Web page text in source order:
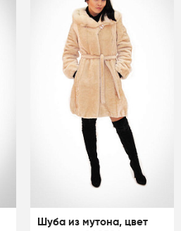
Шуба из мутона, цвет